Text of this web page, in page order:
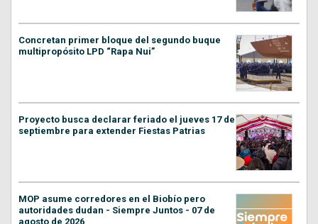
Concretan primer bloque del segundo buque
multipropósito LPD “Rapa Nui”
Proyecto busca declarar feriado el jueves 17 de
septiembre para extender Fiestas Patrias
MOP asume corredores en el Biobío pero
autoridades dudan - Siempre Juntos - 07 de
agosto de 2026